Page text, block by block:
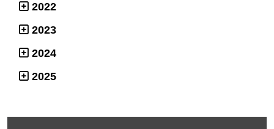
2022
2023
2024
2025